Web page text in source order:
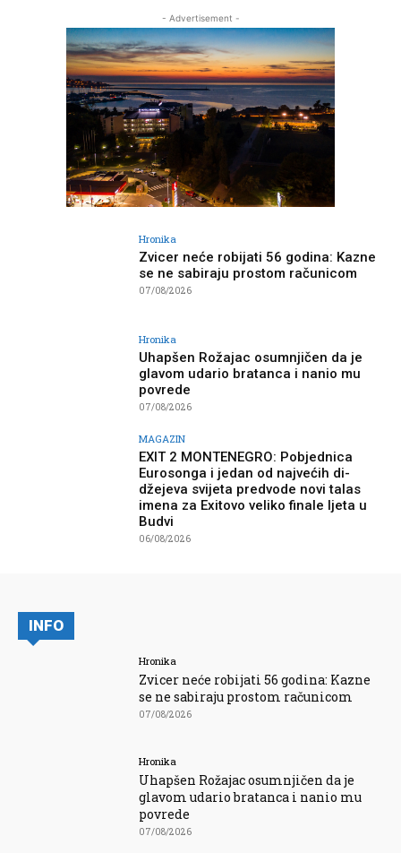
- Advertisement -
Hronika
Zvicer neće robijati 56 godina: Kazne
se ne sabiraju prostom računicom
07/08/2026
Hronika
Uhapšen Rožajac osumnjičen da je
glavom udario bratanca i nanio mu
povrede
07/08/2026
MAGAZIN
EXIT 2 MONTENEGRO: Pobjednica
Eurosonga i jedan od najvećih di-
džejeva svijeta predvode novi talas
imena za Exitovo veliko finale ljeta u
Budvi
06/08/2026
INFO
Hronika
Zvicer neće robijati 56 godina: Kazne
se ne sabiraju prostom računicom
07/08/2026
Hronika
Uhapšen Rožajac osumnjičen da je
glavom udario bratanca i nanio mu
povrede
07/08/2026